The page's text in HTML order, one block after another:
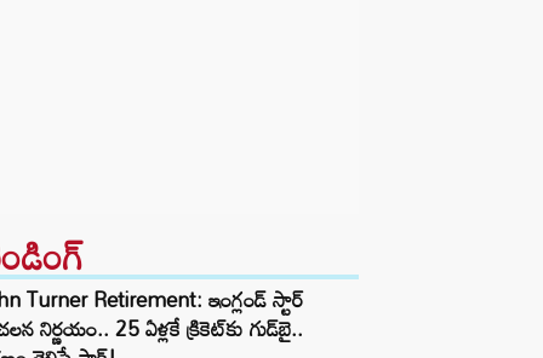
Turner Retirement: ఇంగ్లండ్ స్టార్
నిర్ణయం.. 25 ఏళ్లకే క్రికెట్‌కు గుడ్‌బై..